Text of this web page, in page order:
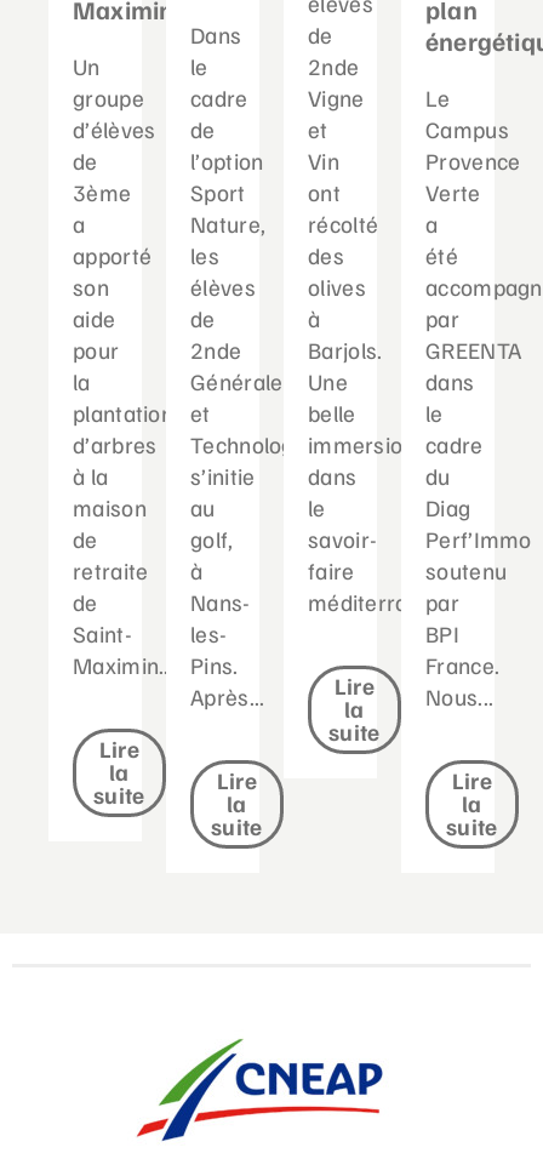
Maximin
Un
groupe
d’élèves
de
3ème
a
apporté
son
aide
pour
la
plantation
d’arbres
à la
maison
de
retraite
de
Saint-
Maximin....
Lire
la
suite
Dans
le
cadre
de
l’option
Sport
Nature,
les
élèves
de
2nde
Générale
et
Technologique
s’initie
au
golf,
à
Nans-
les-
Pins.
Après...
Lire
la
suite
de
2nde
Vigne
et
Vin
ont
récolté
des
olives
à
Barjols.
Une
belle
immersion
dans
le
savoir-
faire
méditerranéen...
Lire
la
suite
plan
Le
Campus
Provence
Verte
a
été
par
GREENTA
dans
le
cadre
du
Diag
Perf’Immo
soutenu
par
BPI
France.
Nous...
Lire
la
suite